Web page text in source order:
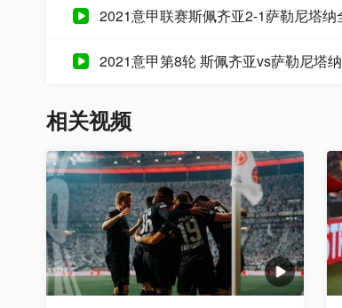
2021意甲联赛斯佩齐亚2-1萨勒尼塔纳
2021意甲第8轮 斯佩齐亚vs萨勒尼塔
相关视频